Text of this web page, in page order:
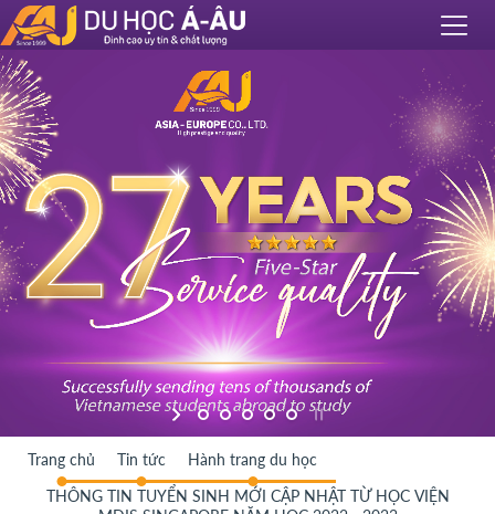
Trang chủ Tin tức Hành trang du học
THÔNG TIN TUYỂN SINH MỚI CẬP NHẬT TỪ HỌC VIỆN